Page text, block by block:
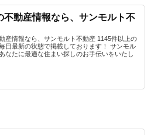
不動産情報なら、サンモルト不
産情報なら、サンモルト不動産 1145件以上の
日最新の状態で掲載しております！ サンモル
なたに最適な住まい探しのお手伝いをいたし